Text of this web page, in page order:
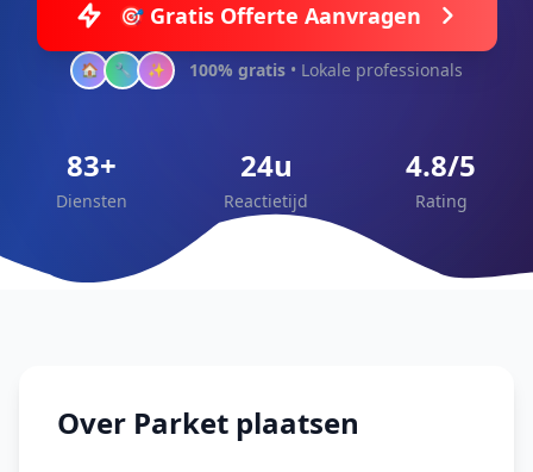
🎯 Gratis Offerte Aanvragen
🏠 🔧 ✨ 100% gratis • Lokale professionals
83+
Diensten
24u
Reactietijd
4.8/5
Rating
Over Parket plaatsen